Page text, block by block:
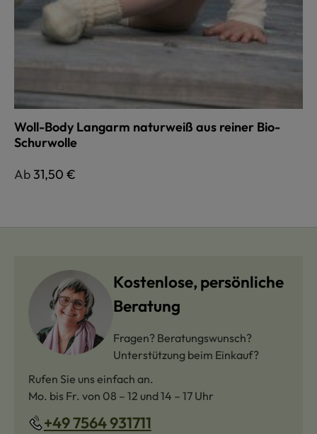
Woll-Body Langarm naturweiß aus reiner Bio-
Schurwolle
Regulärer Preis:
Ab31,50 €
Kostenlose, persönliche
Beratung
Fragen? Beratungswunsch?
Unterstützung beim Einkauf?
Rufen Sie uns einfach an.
Mo. bis Fr. von 08 – 12 und 14 – 17 Uhr
+49 7564 931711